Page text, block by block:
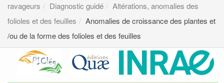
ravageurs
Diagnostic guidé
Altérations, anomalies des
folioles et des feuilles
Anomalies de croissance des plantes et
/ou de la forme des folioles et des feuilles